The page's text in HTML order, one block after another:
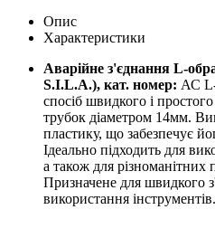
Опис
Характеристики
Аварійне з'єднання L-
S.I.L.A.), кат. номер: АС L-
спосіб швидкого і
трубок діаметром 14мм.
пластику, що забезпечує
Ідеально підходить для
а також для різноманітних
Призначене для швидкого
використання інструментів.